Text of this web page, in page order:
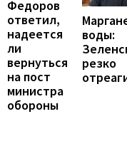
Федоров
ответил,
надеется
ли
вернуться
на пост
министра
обороны
воды:
резко